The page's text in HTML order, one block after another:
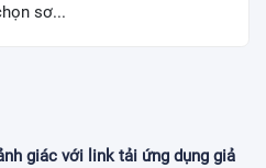
sơ...
giác với link tải ứng dụng giả